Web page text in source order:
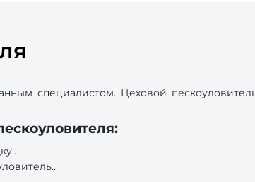
специалистом. Цеховой